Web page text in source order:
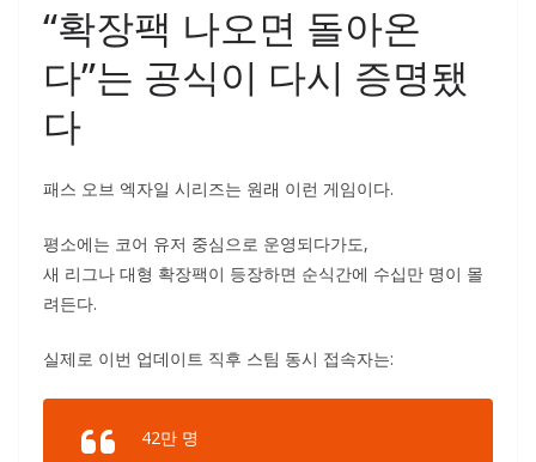
“확장팩 나오면 돌아온
다”는 공식이 다시 증명됐
다
패스 오브 엑자일 시리즈는 원래 이런 게임이다.
평소에는 코어 유저 중심으로 운영되다가도,
새 리그나 대형 확장팩이 등장하면 순식간에 수십만 명이 몰
려든다.
실제로 이번 업데이트 직후 스팀 동시 접속자는:
42만 명